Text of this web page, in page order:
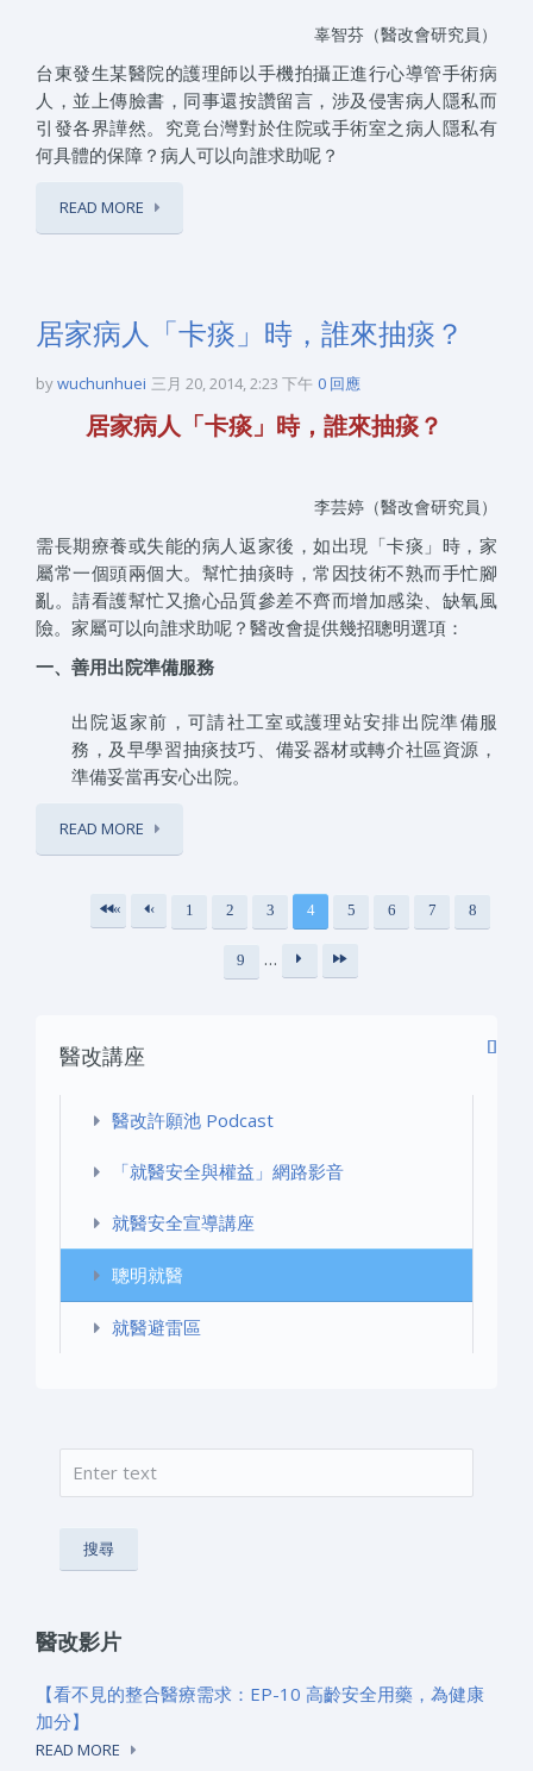
辜智芬（醫改會研究員）
台東發生某醫院的護理師以手機拍攝正進行心導管手術病
人，並上傳臉書，同事還按讚留言，涉及侵害病人隱私而
引發各界譁然。究竟台灣對於住院或手術室之病人隱私有
何具體的保障？病人可以向誰求助呢？
READ MORE
居家病人「卡痰」時，誰來抽痰？
bywuchunhuei 三月 20, 2014, 2:23 下午 0 回應
居家病人「卡痰」時，誰來抽痰？
李芸婷（醫改會研究員）
需長期療養或失能的病人返家後，如出現「卡痰」時，家
屬常一個頭兩個大。幫忙抽痰時，常因技術不熟而手忙腳
亂。請看護幫忙又擔心品質參差不齊而增加感染、缺氧風
險。家屬可以向誰求助呢？醫改會提供幾招聰明選項：
一、善用出院準備服務
出院返家前，可請社工室或護理站安排出院準備服
務，及早學習抽痰技巧、備妥器材或轉介社區資源，
準備妥當再安心出院。
READ MORE
頁面
«
‹
1 2 3 4 5 6 7 8
9 …
醫改講座
醫改許願池 Podcast
「就醫安全與權益」網路影音
就醫安全宣導講座
聰明就醫
就醫避雷區
搜尋表單
醫改影片
【看不見的整合醫療需求：EP-10 高齡安全用藥，為健康
加分】
READ MORE